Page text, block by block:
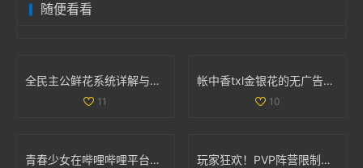
随便看看
全民主公鲜花系统详解与玩法技巧大盘点
11
帐中香txl金银花的无广告免费阅读体验全解析
10
青春少女在哔哩哔哩平台免费观看精彩内容的攻略 玩家狂欢！PVP阵营限制解除，部落与联盟可组队战斗